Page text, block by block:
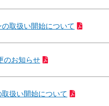
取扱い開始について
のお知らせ
扱い開始について